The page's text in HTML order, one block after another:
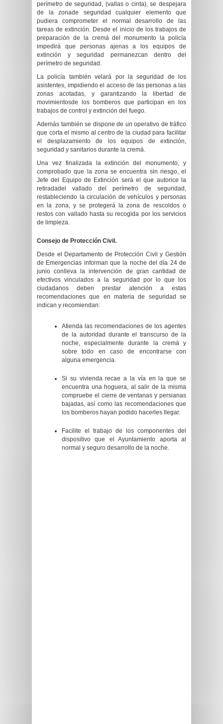
perímetro de seguridad, (vallas o cinta), se despejara
de la zonade seguridad cualquier elemento que
pudiera comprometer el normal desarrollo de las
tareas de extinción. Desde el inicio de los trabajos de
preparación de la cremá del monumento la policía
impedirá que personas ajenas a los equipos de
extinción y seguridad permanezcan dentro del
perímetro de seguridad.
La policía también velará por la seguridad de los
asistentes, impidiendo el acceso de las personas a las
zonas acotadas, y garantizando la libertad de
movimientosde los bomberos que participan en los
trabajos de control y extinción del fuego.
Además también se dispone de un operativo de tráfico
que corta el mismo al centro de la ciudad para facilitar
el desplazamiento de los equipos de extinción,
seguridad y sanitarios durante la cremá.
Una vez finalizada la extinción del monumento, y
comprobado que la zona se encuentra sin riesgo, el
Jefe del Equipo de Extinción será el que autorice la
retiradadel vallado del perímetro de seguridad,
restableciendo la circulación de vehículos y personas
en la zona, y se protegerá la zona de rescoldos o
restos con vallado hasta su recogida por los servicios
de limpieza.
Consejo de Protección Civil.
Desde el Departamento de Protección Civil y Gestión
de Emergencias informan que la noche del día 24 de
junio conlleva la intervención de gran cantidad de
efectivos vinculados a la seguridad por lo que los
ciudadanos deben prestar atención a estas
recomendaciones que en materia de seguridad se
indican y recomiendan:
Atienda las recomendaciones de los agentes
de la autoridad durante el transcurso de la
noche, especialmente durante la cremá y
sobre todo en caso de encontrarse con
alguna emergencia.
Si su vivienda recae a la vía en la que se
encuentra una hoguera, al salir de la misma
compruebe el cierre de ventanas y persianas
bajadas, así como las recomendaciones que
los bomberos hayan podido hacerles llegar.
Facilite el trabajo de los componentes del
dispositivo que el Ayuntamiento aporta al
normal y seguro desarrollo de la noche.